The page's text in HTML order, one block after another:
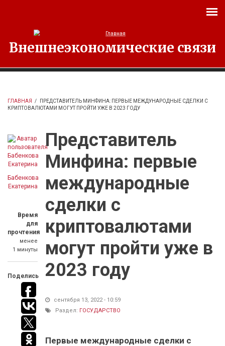
Внешнеэкономические связи
ГЛАВНАЯ /
ПРЕДСТАВИТЕЛЬ МИНФИНА: ПЕРВЫЕ МЕЖДУНАРОДНЫЕ СДЕЛКИ С
КРИПТОВАЛЮТАМИ МОГУТ ПРОЙТИ УЖЕ В 2023 ГОДУ
Бабенкова
Екатерина
Время
для
прочтения
менее
1 минуты
Поделись
Представитель
Минфина: первые
международные
сделки с
криптовалютами
могут пройти уже в
2023 году
сентября 13, 2022 - 10:59
Раздел: ГОСУДАРСТВО
Первые международные сделки с